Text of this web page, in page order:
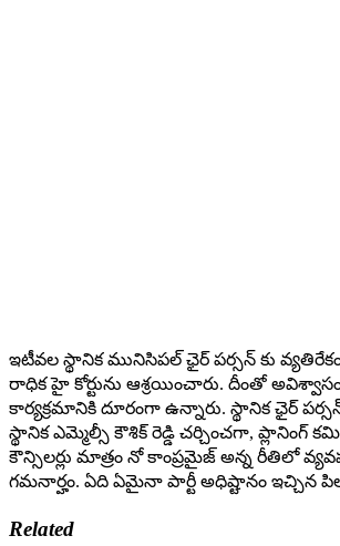
ఇటీవల స్థానిక మునిసిపల్ ఛైర్ పర్సన్ కు
రాధిక హై కోర్టును ఆశ్రయించారు. దీంతో
కార్యక్రమానికి దూరంగా ఉన్నారు. స్థానిక ఛైర్
స్థానిక ఎమ్మెల్సీ కౌశిక్ రెడ్డి చర్చించగా,
కౌన్సిలర్లు మాత్రం నో కాంప్రమైజ్ అన్న రీతిలో
గమనార్హం. ఏది ఏమైనా పార్టీ అధిష్టానం ఇచ్చిన
Related